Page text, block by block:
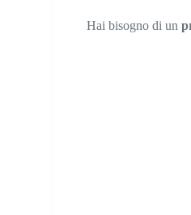
Hai bisogno di un